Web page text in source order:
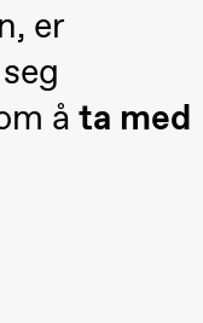
er
åta med